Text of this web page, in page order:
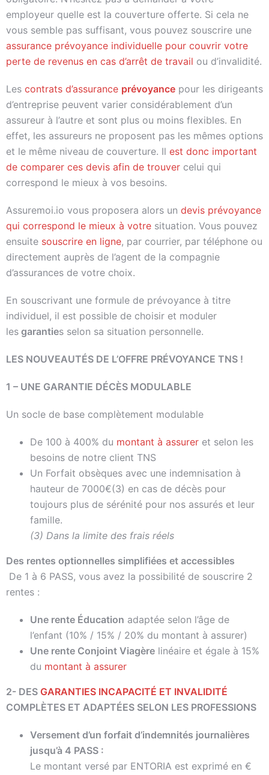
employeur quelle est la couverture offerte. Si cela ne
vous semble pas suffisant, vous pouvez souscrire une
assurance prévoyance individuelle pour couvrir votre
perte de revenus en cas d’arrêt de travail ou d’invalidité.
Les contrats d’assurance prévoyance pour les dirigeants
d’entreprise peuvent varier considérablement d’un
assureur à l’autre et sont plus ou moins flexibles. En
effet, les assureurs ne proposent pas les mêmes options
et le même niveau de couverture. Il est donc important
de comparer ces devis afin de trouver celui qui
correspond le mieux à vos besoins.
Assuremoi.io vous proposera alors un devis prévoyance
qui correspond le mieux à votre situation. Vous pouvez
ensuite souscrire en ligne, par courrier, par téléphone ou
directement auprès de l’agent de la compagnie
d’assurances de votre choix.
En souscrivant une formule de prévoyance à titre
individuel, il est possible de choisir et moduler
les garanties selon sa situation personnelle.
LES NOUVEAUTÉS DE L’OFFRE PRÉVOYANCE TNS !
1 – UNE GARANTIE DÉCÈS MODULABLE
Un socle de base complètement modulable
De 100 à 400% du montant à assurer et selon les
besoins de notre client TNS
Un Forfait obsèques avec une indemnisation à
hauteur de 7000€(3) en cas de décès pour
toujours plus de sérénité pour nos assurés et leur
famille.
(3) Dans la limite des frais réels
Des rentes optionnelles simplifiées et accessibles
De 1 à 6 PASS, vous avez la possibilité de souscrire 2
rentes :
Une rente Éducation adaptée selon l’âge de
l’enfant (10% / 15% / 20% du montant à assurer)
Une rente Conjoint Viagère linéaire et égale à 15%
du montant à assurer
2- DES GARANTIES INCAPACITÉ ET INVALIDITÉ
COMPLÈTES ET ADAPTÉES SELON LES PROFESSIONS
Versement d’un forfait d’indemnités journalières
jusqu’à 4 PASS :
Le montant versé par ENTORIA est exprimé en €